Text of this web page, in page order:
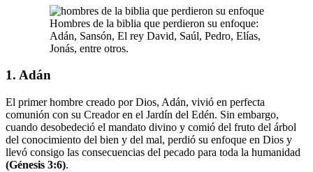
Hombres de la biblia que perdieron su enfoque:
Adán, Sansón, El rey David, Saúl, Pedro, Elías,
Jonás, entre otros.
1. Adán
El primer hombre creado por Dios, Adán, vivió en perfecta
comunión con su Creador en el Jardín del Edén. Sin embargo,
cuando desobedeció el mandato divino y comió del fruto del árbol
del conocimiento del bien y del mal, perdió su enfoque en Dios y
llevó consigo las consecuencias del pecado para toda la humanidad
(Génesis 3:6).